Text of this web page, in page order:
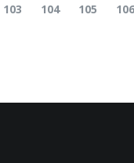
Page
103 Page
104 Page
105 106